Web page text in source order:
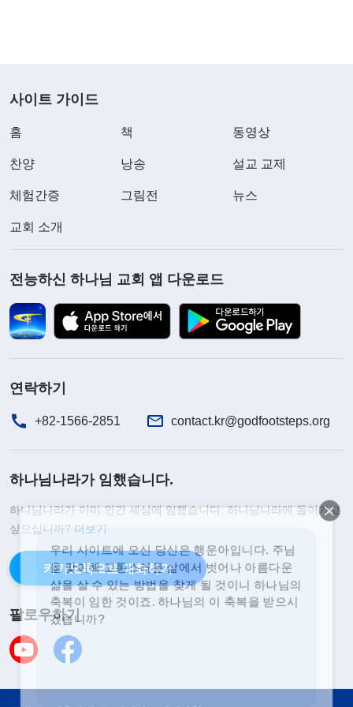
님의 재림임을 압니다. 하지만 저는 지금 도저히 당
신을 믿을 수가 없습니다. 저를 용서해 주시고, 저의
끝냈습니다. 그러고 나서, 저는 제 마음이 갑자기 연
약해진 것을 느꼈습니다. 아무런 힘도 없었고, 하나
님의 함께하심도 느낄 수 없었습니다. 저는 마음이
불안해져 동생에게 말했습니다. “회개 기도를 하기
전까진 몸에 힘이 느껴졌는데, 기도를 하고 나니 갑
자기 기운이 없는 것이 마치 성령이 떠난 것 같아. 전
개 기도를 했으니 우린 주님을 배신한 거야.”
집에 돌아온 뒤, 제 마음속에선 전쟁이 끊이지 않
알았어. 전능하신 하나님은 바로 예수님의 재림이야.
그런데도 받아들이지 않는 건 곧 하나님을 배반하는
일이지. 구원을 받을 수 없을 뿐 아니라, 하나님께 정
죄받게 될 거야. 하지만 계속 전능하신 하나님을 믿
는다면, 리더와 아버지는 분명 또 교란해 올 거고 앞
으로 내 삶은 조용한 날이 없을 텐데. 내 믿음을 지켜
나갈 용기가 도무지 나지 않아.’ 이러지도 저러지도
못하는 상황에서 제 마음은 너무나 혼란스러웠습니
다. 어찌해야 할지 알 수 없었고 머릿속은 계속 ‘윙윙’
사이트 가이드
홈 책 동영상
찬양 낭송 설교 교제
체험간증 그림전 뉴스
교회 소개
전능하신 하나님 교회 앱 다운로드
연락하기
+82-1566-2851 contact.kr@godfootsteps.org
하나님나라가 임했습니다.
하나님나라가 이미 인간 세상에 임했습니다. 하나님나라에 들어가고
싶으십니까? 더보기
카카오톡으로 대화하기
팔로우하기
우리 사이트에 오신 당신은 행운아입니다. 주님
을 맞이해 고통스러운 삶에서 벗어나 아름다운
삶을 살 수 있는 방법을 찾게 될 것이니 하나님의
축복이 임한 것이죠. 하나님의 이 축복을 받으시
겠습니까?